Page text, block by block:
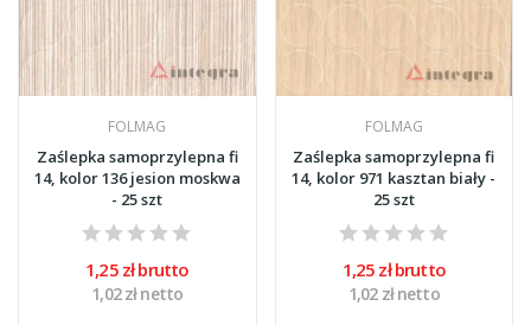
FOLMAG
Zaślepka samoprzylepna fi
14, kolor 136 jesion moskwa
- 25 szt
1,25 zł brutto
1,02 zł netto
FOLMAG
Zaślepka samoprzylepna fi
14, kolor 971 kasztan biały -
25 szt
1,25 zł brutto
1,02 zł netto